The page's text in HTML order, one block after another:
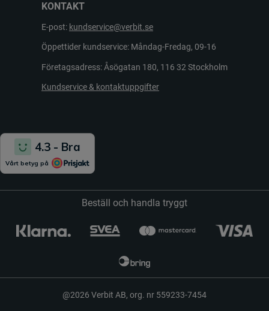
KONTAKT
E-post: kundservice@verbit.se
Öppettider kundservice: Måndag-Fredag, 09-16
Företagsadress: Åsögatan 180, 116 32 Stockholm
Kundservice & kontaktuppgifter
Beställ och handla tryggt
@2026 Verbit AB, org. nr 559233-7454